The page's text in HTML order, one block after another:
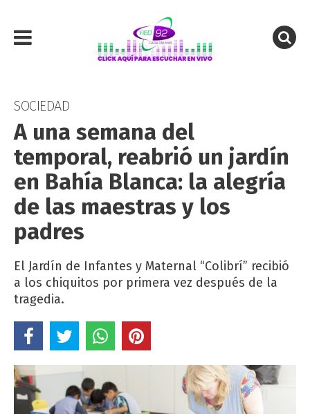
SOCIEDAD
A una semana del
temporal, reabrió un jardín
en Bahía Blanca: la alegría
de las maestras y los
padres
El Jardín de Infantes y Maternal “Colibrí” recibió
a los chiquitos por primera vez después de la
tragedia.